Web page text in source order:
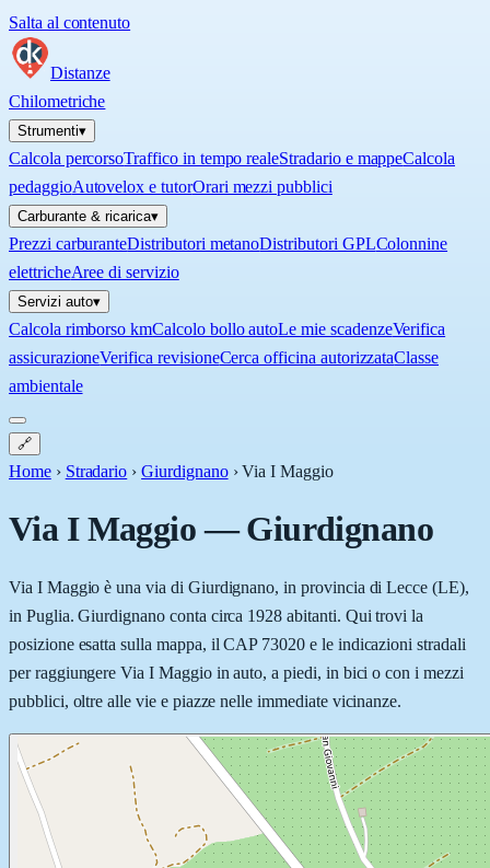
Salta al contenuto
Distanze
Chilometriche
Strumenti▾
Calcola percorsoTraffico in tempo realeStradario e mappeCalcola
pedaggioAutovelox e tutorOrari mezzi pubblici
Carburante & ricarica▾
Prezzi carburanteDistributori metanoDistributori GPLColonnine
elettricheAree di servizio
Servizi auto▾
Calcola rimborso kmCalcolo bollo autoLe mie scadenzeVerifica
assicurazioneVerifica revisioneCerca officina autorizzataClasse
ambientale
🔗
Home › Stradario › Giurdignano ›Via I Maggio
Via I Maggio—Giurdignano
Via I Maggio è una via di Giurdignano, in provincia di Lecce (LE),
in Puglia. Giurdignano conta circa 1928 abitanti. Qui trovi la
posizione esatta sulla mappa, il CAP 73020 e le indicazioni stradali
per raggiungere Via I Maggio in auto, a piedi, in bici o con i mezzi
pubblici, oltre alle vie e piazze nelle immediate vicinanze.